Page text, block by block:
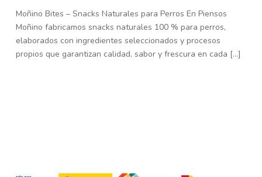
Moñino Bites – Snacks Naturales para Perros En Piensos
Moñino fabricamos snacks naturales 100 % para perros,
elaborados con ingredientes seleccionados y procesos
propios que garantizan calidad, sabor y frescura en cada [...]